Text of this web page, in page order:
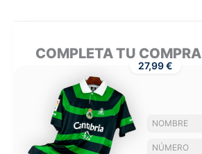
COMPLETA TU COMPRA
27,99 €